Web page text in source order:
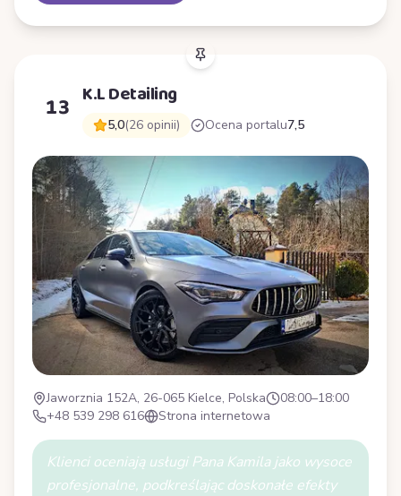
13 K.L Detailing
5,0(26 opinii) Ocena portalu7,5
Jaworznia 152A, 26-065 Kielce, Polska
08:00–18:00
+48 539 298 616
Strona internetowa
Klienci oceniają usługi Pana Kamila jako wysoce
profesjonalne, podkreślając doskonałe efekty